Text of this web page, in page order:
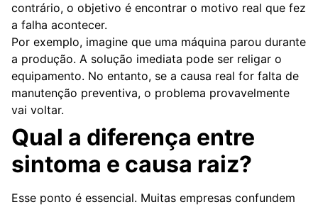
contrário, o objetivo é encontrar o motivo real que fez
a falha acontecer.
Por exemplo, imagine que uma máquina parou durante
a produção. A solução imediata pode ser religar o
equipamento. No entanto, se a causa real for falta de
manutenção preventiva, o problema provavelmente
vai voltar.
Qual a diferença entre
sintoma e causa raiz?
Esse ponto é essencial. Muitas empresas confundem